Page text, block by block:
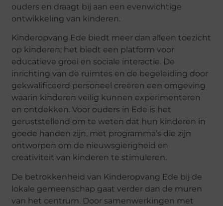
ouders en draagt bij aan een evenwichtige
ontwikkeling van kinderen.
Kinderopvang Ede biedt meer dan alleen toezicht
op kinderen; het biedt een platform voor
educatieve groei en sociale interactie. De
inrichting van de ruimtes en de begeleiding door
gekwalificeerd personeel creëren een omgeving
waarin kinderen veilig kunnen experimenteren
en ontdekken. Voor ouders in Ede is het
geruststellend om te weten dat hun kinderen in
goede handen zijn, met programma’s die zijn
ontworpen om de nieuwsgierigheid en
creativiteit van kinderen te stimuleren.
De betrokkenheid van Kinderopvang Ede bij de
lokale gemeenschap gaat verder dan de muren
van het centrum. Door samenwerkingen met